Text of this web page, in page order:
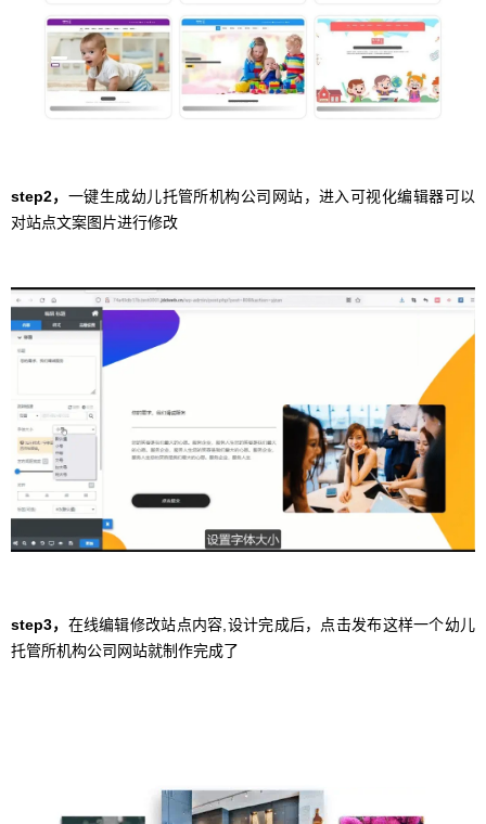
step2， 一键生成幼儿托管所机构公司网站，进入可视化编辑器可以
对站点文案图片进行修改
step3， 在线编辑修改站点内容,设计完成后，点击发布这样一个幼儿
托管所机构公司网站就制作完成了